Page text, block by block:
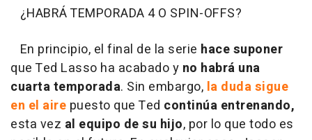
¿HABRÁ TEMPORADA 4 O SPIN-OFFS?
En principio, el final de la serie hace suponer
que Ted Lasso ha acabadoy no habrá una
cuarta temporada. Sin embargo, la duda sigue
en el aire puesto que Ted continúa entrenando,
esta vez al equipo de su hijo, por lo que todo es